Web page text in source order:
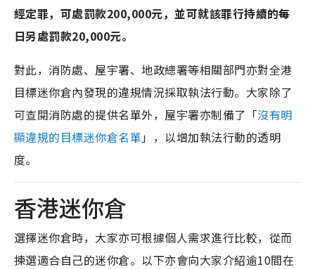
經定罪，可處罰款200,000元，並可就該罪行持續的每
日另處罰款20,000元。
對此，消防處、屋宇署、地政總署等相關部門亦對全港
目標迷你倉內發現的違規情況採取執法行動。大家除了
可查閱消防處的提供名單外，屋宇署亦制備了「沒有明
顯違規的目標迷你倉名單」，以增加執法行動的透明
度。
香港迷你倉
選擇迷你倉時，大家亦可根據個人需求進行比較，從而
揀選適合自己的迷你倉。以下亦會向大家介紹逾10間在